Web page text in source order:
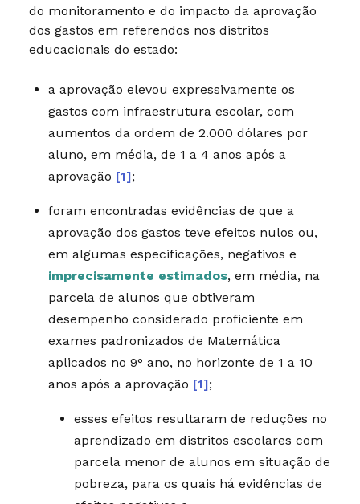
do monitoramento e do impacto da aprovação
dos gastos em referendos nos distritos
educacionais do estado:
a aprovação elevou expressivamente os
gastos com infraestrutura escolar, com
aumentos da ordem de 2.000 dólares por
aluno, em média, de 1 a 4 anos após a
aprovação [1];
foram encontradas evidências de que a
aprovação dos gastos teve efeitos nulos ou,
em algumas especificações, negativos e
imprecisamente estimados, em média, na
parcela de alunos que obtiveram
desempenho considerado proficiente em
exames padronizados de Matemática
aplicados no 9° ano, no horizonte de 1 a 10
anos após a aprovação [1];
esses efeitos resultaram de reduções no
aprendizado em distritos escolares com
parcela menor de alunos em situação de
pobreza, para os quais há evidências de